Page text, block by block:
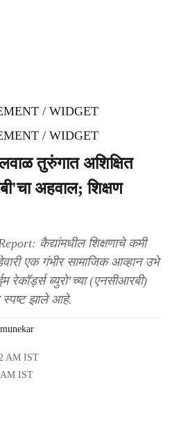
/ WIDGET
/ WIDGET
तुरुंगात अशिक्षित
अहवाल; शिक्षण
कैद्यांमधील शिक्षणाचे कमी
एक गंभीर सामाजिक आव्हान उभे
ब्युरो’च्या (एनसीआरबी)
स्पष्ट झाले आहे.
AM IST
IST